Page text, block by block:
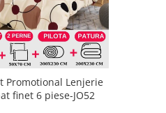
Promotional Lenjerie
finet 6 piese-JO52